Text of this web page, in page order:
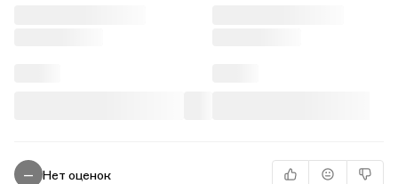
— Нет оценок